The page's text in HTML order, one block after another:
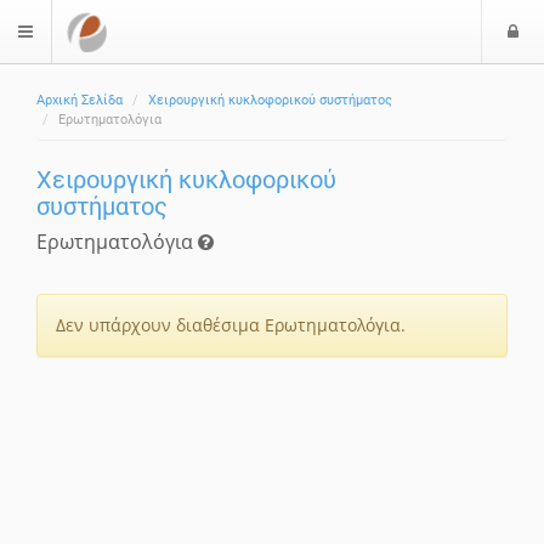
$langMenu
Αρχική Σελίδα
Χειρουργική κυκλοφορικού συστήματος
Ερωτηματολόγια
Χειρουργική κυκλοφορικού
συστήματος
Ερωτηματολόγια
Δεν υπάρχουν διαθέσιμα Ερωτηματολόγια.